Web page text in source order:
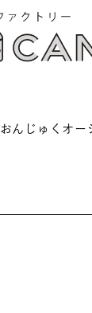
おんじゅくオー